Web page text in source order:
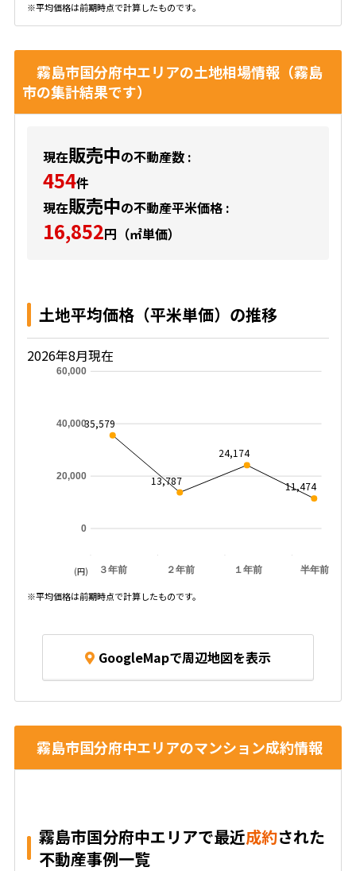
※平均価格は前期時点で計算したものです。
霧島市国分府中エリアの土地相場情報（霧島
市の集計結果です）
現在販売中の不動産数 :
454件
現在販売中の不動産平米価格 :
16,852円（㎡単価）
土地平均価格（平米単価）の推移
2026年8月現在
３年前 ２年前 １年前 半年前
0
20,000
40,000
60,000
35,579
13,787
24,174
11,474
(円)
※平均価格は前期時点で計算したものです。
GoogleMapで周辺地図を表示
霧島市国分府中エリアのマンション成約情報
霧島市国分府中エリアで最近成約された
不動産事例一覧